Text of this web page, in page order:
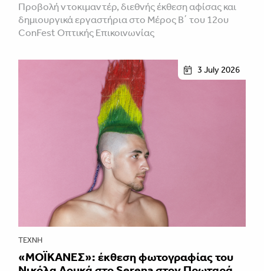
Προβολή ντοκιμαντέρ, διεθνής έκθεση αφίσας και
δημιουργικά εργαστήρια στο Μέρος Β΄ του 12ου
ConFest Οπτικής Επικοινωνίας
3 July 2026
ΤΈΧΝΗ
«ΜΟΪΚΑΝΕΣ»: έκθεση φωτογραφίας του